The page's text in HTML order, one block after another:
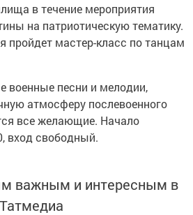
в течение мероприятия
на патриотическую тематику.
пройдет мастер-класс по танцам
военные песни и мелодии,
атмосферу послевоенного
все желающие. Начало
вход свободный.
важным и интересным в
Татмедиа